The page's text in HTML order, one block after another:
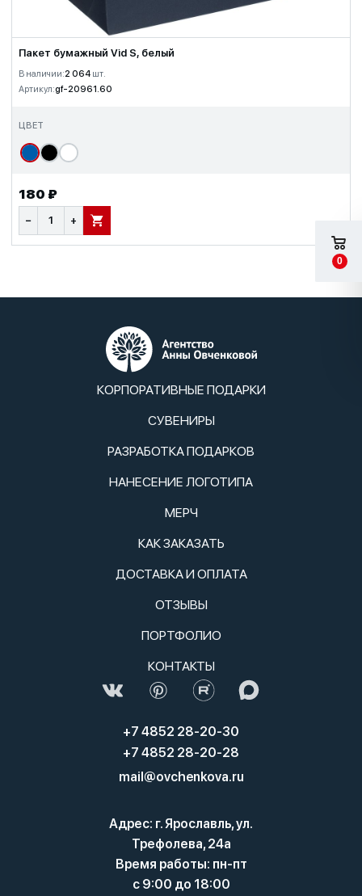
Пакет бумажный Vid S, белый
В наличии:2 064 шт.
Артикул:gf-20961.60
ЦВЕТ
180 ₽
− + В КОРЗИНУ
КОРПОРАТИВНЫЕ ПОДАРКИ
СУВЕНИРЫ
РАЗРАБОТКА ПОДАРКОВ
НАНЕСЕНИЕ ЛОГОТИПА
МЕРЧ
КАК ЗАКАЗАТЬ
ДОСТАВКА И ОПЛАТА
ОТЗЫВЫ
ПОРТФОЛИО
КОНТАКТЫ
+7 4852 28-20-30
+7 4852 28-20-28
mail@ovchenkova.ru
Адрес: г. Ярославль, ул.
Трефолева, 24а
Время работы: пн-пт
с 9:00 до 18:00
0